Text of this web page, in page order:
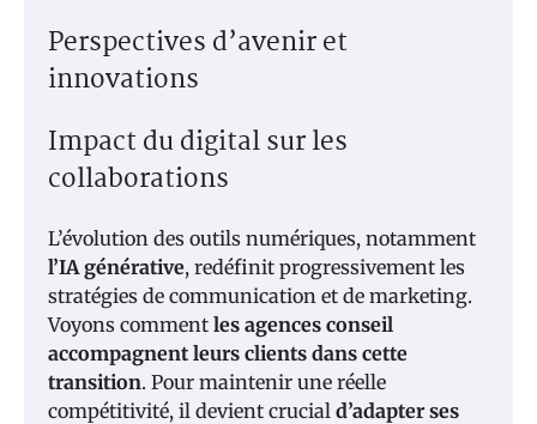
Perspectives d’avenir et
innovations
Impact du digital sur les
collaborations
L’évolution des outils numériques, notamment
l’IA générative, redéfinit progressivement les
stratégies de communication et de marketing.
Voyons comment les agences conseil
accompagnent leurs clients dans cette
transition. Pour maintenir une réelle
compétitivité, il devient crucial d’adapter ses